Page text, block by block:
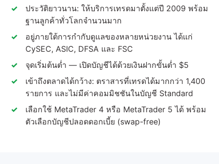
ประวัติยาวนาน: ให้บริการเทรดมาตั้งแต่ปี 2009 พร้อม
ฐานลูกค้าทั่วโลกจำนวนมาก
อยู่ภายใต้การกำกับดูแลของหลายหน่วยงาน ได้แก่
CySEC, ASIC, DFSA และ FSC
จุดเริ่มต้นต่ำ — เปิดบัญชีได้ด้วยเงินฝากขั้นต่ำ $5
เข้าถึงตลาดได้กว้าง: ตราสารที่เทรดได้มากกว่า 1,400
รายการ และไม่มีค่าคอมมิชชันในบัญชี Standard
เลือกใช้ MetaTrader 4 หรือ MetaTrader 5 ได้ พร้อม
ตัวเลือกบัญชีปลอดดอกเบี้ย (swap-free)